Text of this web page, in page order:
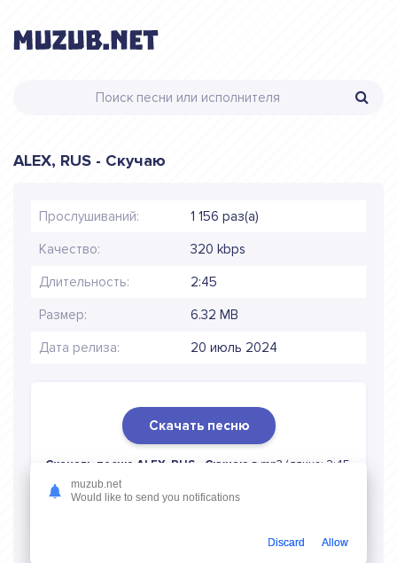
ALEX, RUS - Скучаю
Прослушиваний: 1 156 раз(а)
Качество: 320 kbps
Длительность: 2:45
Размер: 6.32 MB
Дата релиза: 20 июль 2024
Скачать песню
Скачать песню ALEX, RUS - Скучаю в mp3 (длина: 2:45,
качество: 320 кбитс) бесплатно или слушать музыку в
режиме онлайн
muzub.net
Would like to send you notifications
Discard Allow